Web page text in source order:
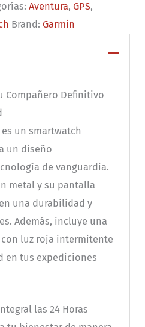
Aventura, GPS,
Brand: Garmin
Compañero Definitivo
un smartwatch
un diseño
de vanguardia.
metal y su pantalla
una durabilidad y
Además, incluye una
luz roja intermitente
en tus expediciones
las 24 Horas